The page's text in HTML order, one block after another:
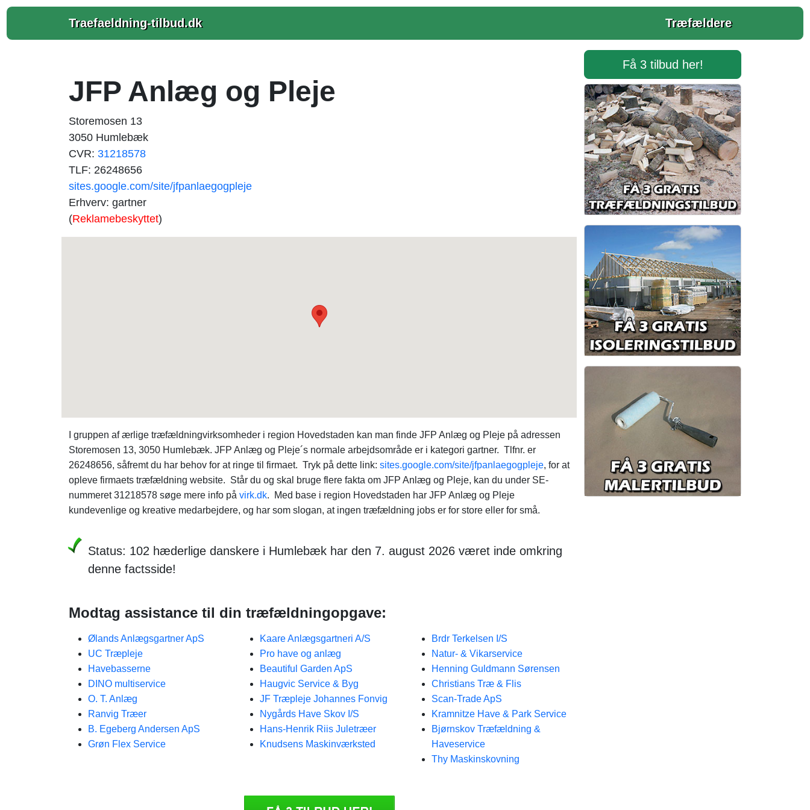
Traefaeldning-tilbud.dk Træfældere
JFP Anlæg og Pleje
Storemosen 13
3050 Humlebæk
CVR: 31218578
TLF: 26248656
sites.google.com/site/jfpanlaegogpleje
Erhverv: gartner
(Reklamebeskyttet)
I gruppen af ærlige træfældningvirksomheder i region Hovedstaden kan man finde JFP Anlæg og Pleje på adressen
Storemosen 13, 3050 Humlebæk. JFP Anlæg og Pleje´s normale arbejdsområde er i kategori gartner. Tlfnr. er
26248656, såfremt du har behov for at ringe til firmaet. Tryk på dette link: sites.google.com/site/jfpanlaegogpleje, for at
opleve firmaets træfældning website. Står du og skal bruge flere fakta om JFP Anlæg og Pleje, kan du under SE-
nummeret 31218578 søge mere info på virk.dk. Med base i region Hovedstaden har JFP Anlæg og Pleje
kundevenlige og kreative medarbejdere, og har som slogan, at ingen træfældning jobs er for store eller for små.
Status: 102 hæderlige danskere i Humlebæk har den 7. august 2026 været inde omkring
denne factsside!
Modtag assistance til din træfældningopgave:
Ølands Anlægsgartner ApS
UC Træpleje
Havebasserne
DINO multiservice
O. T. Anlæg
Ranvig Træer
B. Egeberg Andersen ApS
Grøn Flex Service
Kaare Anlægsgartneri A/S
Pro have og anlæg
Beautiful Garden ApS
Haugvic Service & Byg
JF Træpleje Johannes Fonvig
Nygårds Have Skov I/S
Hans-Henrik Riis Juletræer
Knudsens Maskinværksted
Brdr Terkelsen I/S
Natur- & Vikarservice
Henning Guldmann Sørensen
Christians Træ & Flis
Scan-Trade ApS
Kramnitze Have & Park Service
Bjørnskov Træfældning &
Haveservice
Thy Maskinskovning
Få 3 tilbud her!